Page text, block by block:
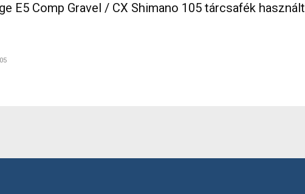
E5 Comp Gravel / CX Shimano 105 tárcsafék használt